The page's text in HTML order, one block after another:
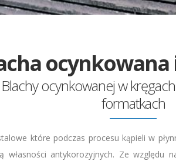
Blachy ocynkowanej w
formatkach
które podczas procesu kąpieli w
własności antykorozyjnych. Ze względu